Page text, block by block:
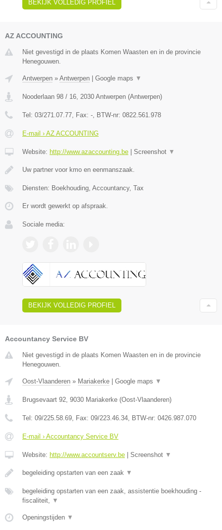
BEKIJK VOLLEDIG PROFIEL
AZ ACCOUNTING
Niet gevestigd in de plaats Komen Waasten en in de provincie
Henegouwen.
Antwerpen » Antwerpen Google maps ▼
Nooderlaan 98 / 16, 2030 Antwerpen (Antwerpen)
Tel: 03/271.07.77, Fax: -, BTW-nr: 0822.561.978
E-mail › AZ ACCOUNTING
Website: http://www.azaccounting.be Screenshot ▼
Uw partner voor kmo en eenmanszaak.
Diensten: Boekhouding, Accountancy, Tax
Er wordt gewerkt op afspraak.
Sociale media:
BEKIJK VOLLEDIG PROFIEL
Accountancy Service BV
Niet gevestigd in de plaats Komen Waasten en in de provincie
Henegouwen.
Oost-Vlaanderen » Mariakerke Google maps ▼
Brugsevaart 92 9030 Mariakerke (Oost-Vlaanderen)
Tel: 09/225.58.69 , Fax: 09/223.46.34 , BTW-nr: 0426.987.070
E-mail › Accountancy Service BV
Website: http://www.accountserv.be Screenshot ▼
begeleiding opstarten van een zaak ▼
begeleiding opstarten van een zaak, assistentie boekhouding -
fiscaliteit,
▼
Openingstijden ▼